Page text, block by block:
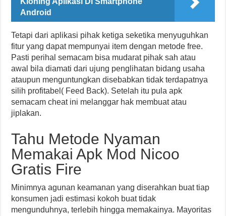
Android
Tetapi dari aplikasi pihak ketiga seketika menyuguhkan
fitur yang dapat mempunyai item dengan metode free.
Pasti perihal semacam bisa mudarat pihak sah atau
awal bila diamati dari ujung penglihatan bidang usaha
ataupun menguntungkan disebabkan tidak terdapatnya
silih profitabel( Feed Back). Setelah itu pula apk
semacam cheat ini melanggar hak membuat atau
jiplakan.
Tahu Metode Nyaman
Memakai Apk Mod Nicoo
Gratis Fire
Minimnya agunan keamanan yang diserahkan buat tiap
konsumen jadi estimasi kokoh buat tidak
mengunduhnya, terlebih hingga memakainya. Mayoritas